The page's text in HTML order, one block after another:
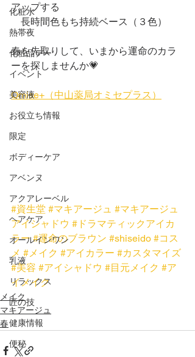
化粧水
熱帯夜
化粧品デー
イベント
美容液
お役立ち情報
限定
ボディーケア
アベンヌ
アクアレーベル
ヘアケア
オールインワン
乳液
リラックス
匠の技
健康情報
便秘
アップする
長時間色もち持続ベース（３色）
春を先取りして、いまから運命のカラ
ーを探しませんか💗
Omise+（中山薬局オミセプラス）
#資生堂 #マキアージュ #マキアージュ
アイシャドウ #ドラマティックアイカ
ラー #運命のブラウン #shiseido #コス
メ #メイク #アイカラー #カスタマイズ
#美容 #アイシャドウ #目元メイク #ア
イメイク
メイク
マキアージュ
春